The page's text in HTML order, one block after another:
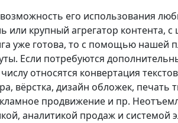
его использования
или крупный агрегатор контента,
уже готова, то с помощью нашей
Если потребуются
относятся конвертация
вёрстка, дизайн обложек,
продвижение и пр.
аналитикой продаж и системой